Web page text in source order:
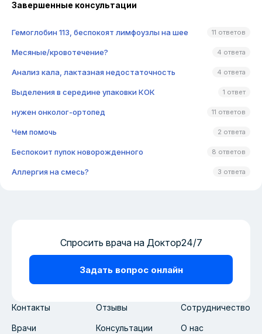
Завершенные консультации
Гемоглобин 113, беспокоят лимфоузлы на шее 11 ответов
Месяные/кровотечение? 4 ответа
Анализ кала, лактазная недостаточность 4 ответа
Выделения в середине упаковки КОК 1 ответ
нужен онколог-ортопед 11 ответов
Чем помочь 2 ответа
Беспокоит пупок новорожденного 8 ответов
Аллергия на смесь? 3 ответа
Контакты Отзывы Сотрудничество
Врачи Консультации О нас
Спросить врача на Доктор24/7
Задать вопрос онлайн